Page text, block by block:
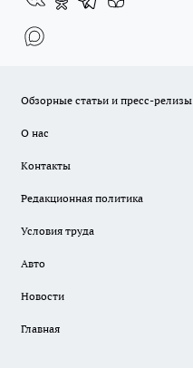
Обзорные статьи и пресс-релизы
О нас
Контакты
Редакционная политика
Условия труда
Авто
Новости
Главная